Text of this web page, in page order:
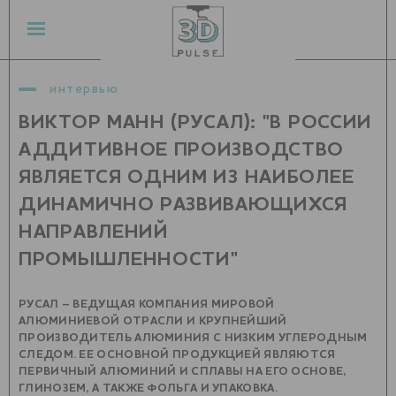
интервью
ВИКТОР МАНН (РУСАЛ): "В РОССИИ
АДДИТИВНОЕ ПРОИЗВОДСТВО
ЯВЛЯЕТСЯ ОДНИМ ИЗ НАИБОЛЕЕ
ДИНАМИЧНО РАЗВИВАЮЩИХСЯ
НАПРАВЛЕНИЙ
ПРОМЫШЛЕННОСТИ"
РУСАЛ – ВЕДУЩАЯ КОМПАНИЯ МИРОВОЙ
АЛЮМИНИЕВОЙ ОТРАСЛИ И КРУПНЕЙШИЙ
ПРОИЗВОДИТЕЛЬ АЛЮМИНИЯ С НИЗКИМ УГЛЕРОДНЫМ
СЛЕДОМ. ЕЕ ОСНОВНОЙ ПРОДУКЦИЕЙ ЯВЛЯЮТСЯ
ПЕРВИЧНЫЙ АЛЮМИНИЙ И СПЛАВЫ НА ЕГО ОСНОВЕ,
ГЛИНОЗЕМ, А ТАКЖЕ ФОЛЬГА И УПАКОВКА.